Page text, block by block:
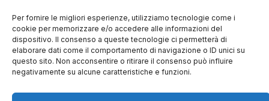
Per fornire le migliori esperienze, utilizziamo tecnologie come i
cookie per memorizzare e/o accedere alle informazioni del
dispositivo. Il consenso a queste tecnologie ci permetterà di
elaborare dati come il comportamento di navigazione o ID unici su
questo sito. Non acconsentire o ritirare il consenso può influire
negativamente su alcune caratteristiche e funzioni.